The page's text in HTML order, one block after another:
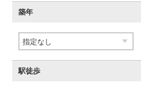
築年
駅徒歩